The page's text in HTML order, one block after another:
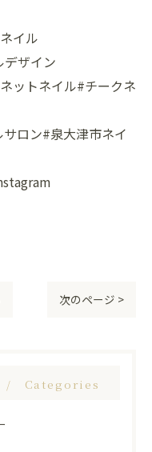
イル
ザイン
ットネイル#チークネ
ロン#泉大津市ネイ
次のページ >
Categories